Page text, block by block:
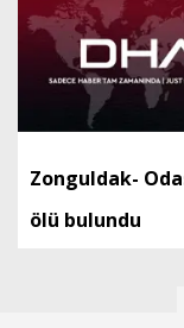
Zonguldak-
ölü bulundu